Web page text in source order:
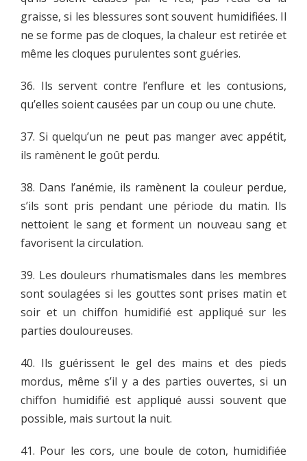
graisse, si les blessures sont souvent humidifiées. Il
ne se forme pas de cloques, la chaleur est retirée et
même les cloques purulentes sont guéries.
36. Ils servent contre l’enflure et les contusions,
qu’elles soient causées par un coup ou une chute.
37. Si quelqu’un ne peut pas manger avec appétit,
ils ramènent le goût perdu.
38. Dans l’anémie, ils ramènent la couleur perdue,
s’ils sont pris pendant une période du matin. Ils
nettoient le sang et forment un nouveau sang et
favorisent la circulation.
39. Les douleurs rhumatismales dans les membres
sont soulagées si les gouttes sont prises matin et
soir et un chiffon humidifié est appliqué sur les
parties douloureuses.
40. Ils guérissent le gel des mains et des pieds
mordus, même s’il y a des parties ouvertes, si un
chiffon humidifié est appliqué aussi souvent que
possible, mais surtout la nuit.
41. Pour les cors, une boule de coton, humidifiée